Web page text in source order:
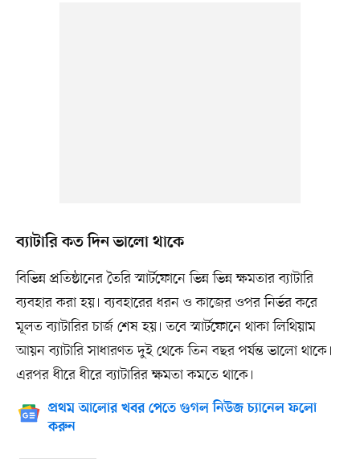
ব্যাটারি কত দিন ভালো থাকে
বিভিন্ন প্রতিষ্ঠানের তৈরি স্মার্টফোনে ভিন্ন ভিন্ন ক্ষমতার ব্যাটারি
ব্যবহার করা হয়। ব্যবহারের ধরন ও কাজের ওপর নির্ভর করে
মূলত ব্যাটারির চার্জ শেষ হয়। তবে স্মার্টফোনে থাকা লিথিয়াম
আয়ন ব্যাটারি সাধারণত দুই থেকে তিন বছর পর্যন্ত ভালো থাকে।
এরপর ধীরে ধীরে ব্যাটারির ক্ষমতা কমতে থাকে।
প্রথম আলোর খবর পেতে গুগল নিউজ চ্যানেল ফলো
করুন